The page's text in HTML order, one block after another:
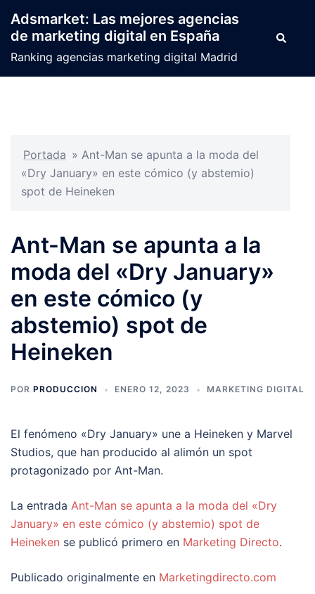
contenido
Adsmarket: Las mejores agencias
de marketing digital en España
Ranking agencias marketing digital Madrid
Buscar
Portada » Ant-Man se apunta a la moda del
«Dry January» en este cómico (y abstemio)
spot de Heineken
Ant-Man se apunta a la
moda del «Dry January»
en este cómico (y
abstemio) spot de
Heineken
POR PRODUCCION ENERO 12, 2023 MARKETING DIGITAL
El fenómeno «Dry January» une a Heineken y Marvel
Studios, que han producido al alimón un spot
protagonizado por Ant-Man.
La entrada Ant-Man se apunta a la moda del «Dry
January» en este cómico (y abstemio) spot de
Heineken se publicó primero en Marketing Directo.
Publicado originalmente en Marketingdirecto.com